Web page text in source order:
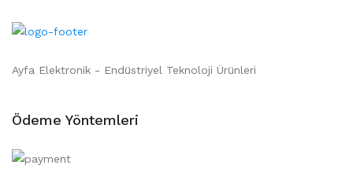
Ayfa Elektronik - Endüstriyel Teknoloji Ürünleri
Ödeme Yöntemleri